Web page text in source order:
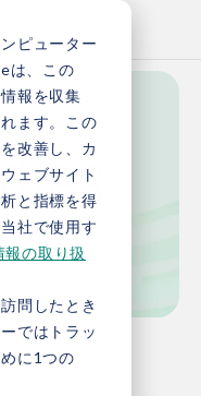
ピューター
は、この
報を収集
ます。この
改善し、カ
ェブサイト
と指標を得
社で使用す
報の取り扱
問したとき
ではトラッ
に1つの